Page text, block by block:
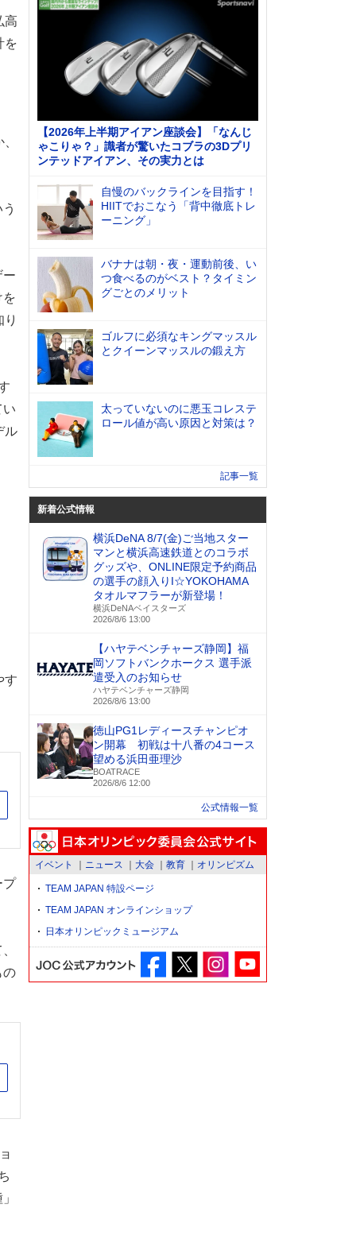
高
を
ー
を
い
ル
す
プ
の
【2026年上半期アイアン座談会】「なんじ
ゃこりゃ？」識者が驚いたコブラの3Dプリ
ンテッドアイアン、その実力とは
自慢のバックラインを目指す！
HIITでおこなう「背中徹底トレ
ーニング」
バナナは朝・夜・運動前後、い
つ食べるのがベスト？タイミン
グごとのメリット
ゴルフに必須なキングマッスル
とクイーンマッスルの鍛え方
太っていないのに悪玉コレステ
ロール値が高い原因と対策は？
記事一覧
新着公式情報
横浜DeNA 8/7(金)ご当地スター
マンと横浜高速鉄道とのコラボ
グッズや、ONLINE限定予約商品
の選手の顔入りI☆YOKOHAMA
タオルマフラーが新登場！
横浜DeNAベイスターズ
2026/8/6 13:00
【ハヤテベンチャーズ静岡】福
岡ソフトバンクホークス 選手派
遣受入のお知らせ
ハヤテベンチャーズ静岡
2026/8/6 13:00
徳山PG1レディースチャンピオ
ン開幕 初戦は十八番の4コース
望める浜田亜理沙
BOATRACE
2026/8/6 12:00
公式情報一覧
イベント ニュース 大会 教育 オリンピズム
TEAM JAPAN 特設ページ
TEAM JAPAN オンラインショップ
日本オリンピックミュージアム